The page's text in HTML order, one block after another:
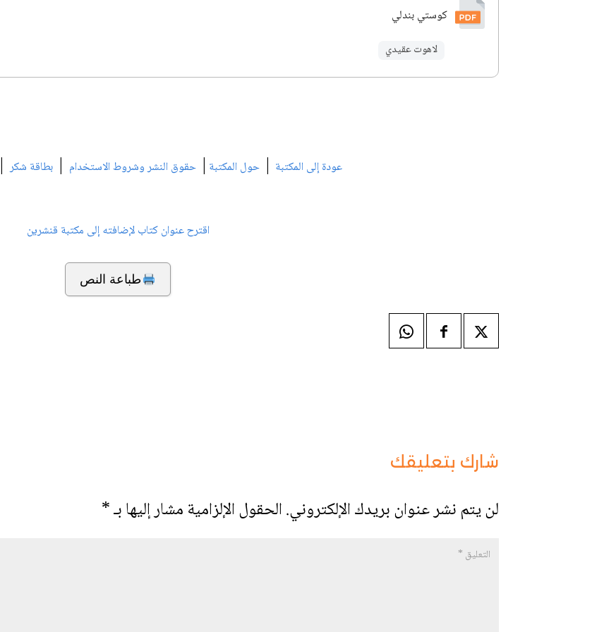
كوستي بندلي
لاهوت عقيدي
عودة إلى المكتبة | حول المكتبة | حقوق النشر وشروط الاستخدام | بطاقة شكر|
اقترح عنوان كتاب لإضافته إلى مكتبة قنشرين
طباعة النص
شارك بتعليقك
لن يتم نشر عنوان بريدك الإلكتروني.الحقول الإلزامية مشار إليها بـ*